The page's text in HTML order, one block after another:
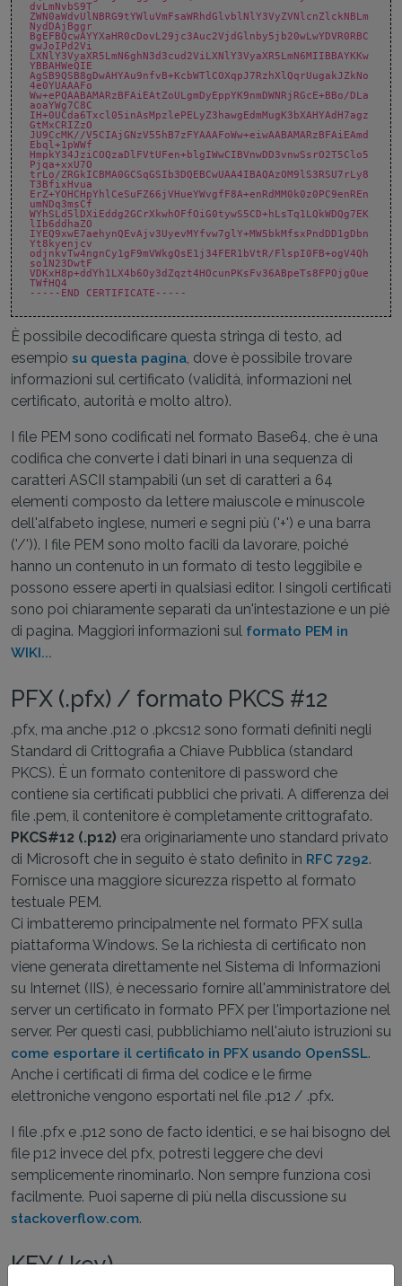
dvLmNvbS9T
ZWN0aWdvUlNBRG9tYWluVmFsaWRhdGlvblNlY3VyZVNlcnZlckNBLm
NydDAjBggr
BgEFBQcwAYYXaHR0cDovL29jc3Auc2VjdGlnby5jb20wLwYDVR0RBC
gwJoIPd2Vi
LXNlY3VyaXR5LmN6ghN3d3cud2ViLXNlY3VyaXR5LmN6MIIBBAYKKw
YBBAHWeQIE
AgSB9QSB8gDwAHYAu9nfvB+KcbWTlCOXqpJ7RzhXlQqrUugakJZkNo
4e0YUAAAFo
Ww+ePQAABAMARzBFAiEAtZoULgmDyEppYK9nmDWNRjRGcE+BBo/DLa
aoaYWg7C8C
IH+0UCda6Txcl05inAsMpzlePELyZ3hawgEdmMugK3bXAHYAdH7agz
GtMxCRIZzO
JU9CcMK//V5CIAjGNzV55hB7zFYAAAFoWw+eiwAABAMARzBFAiEAmd
Ebql+1pWWf
HmpkY34JziCOQzaDlFVtUFen+blgIWwCIBVnwDD3vnwSsrO2T5Clo5
Pjqa+xxU7O
trLo/ZRGkICBMA0GCSqGSIb3DQEBCwUAA4IBAQAzOM9lS3RSU7rLy8
T3BfixHvua
ErZ+YOHCHpYhlCeSuFZ66jVHueYWvgfF8A+enRdMM0k0z0PC9enREn
umNDq3msCf
WYhSLd5lDXiEddg2GCrXkwhOFfOiG0tywS5CD+hLsTq1LQkWDQg7EK
lIb6ddhaZO
IYEQ9xwE7aehynQEvAjv3UyevMYfvw7glY+MW5bkMfsxPndDD1gDbn
Yt8kyenjcv
odjnkvTw4ngnCy1gF9mVWkgQsE1j34FER1bVtR/FlspI0FB+ogV4Qh
so1N23DwtF
VDKxH8p+ddYh1LX4b6Oy3dZqzt4HOcunPKsFv36ABpeTs8FPOjgQue
TWfHQ4
-----END CERTIFICATE-----
È possibile decodificare questa stringa di testo, ad
esempio su questa pagina, dove è possibile trovare
informazioni sul certificato (validità, informazioni nel
certificato, autorità e molto altro).
I file PEM sono codificati nel formato Base64, che è una
codifica che converte i dati binari in una sequenza di
caratteri ASCII stampabili (un set di caratteri a 64
elementi composto da lettere maiuscole e minuscole
dell'alfabeto inglese, numeri e segni più ('+') e una barra
('/')). I file PEM sono molto facili da lavorare, poiché
hanno un contenuto in un formato di testo leggibile e
possono essere aperti in qualsiasi editor. I singoli certificati
sono poi chiaramente separati da un'intestazione e un piè
di pagina. Maggiori informazioni sul formato PEM in
WIKI...
PFX (.pfx) / formato PKCS #12
.pfx, ma anche .p12 o .pkcs12 sono formati definiti negli
Standard di Crittografia a Chiave Pubblica (standard
PKCS). È un formato contenitore di password che
contiene sia certificati pubblici che privati. A differenza dei
file .pem, il contenitore è completamente crittografato.
PKCS#12 (.p12) era originariamente uno standard privato
di Microsoft che in seguito è stato definito in RFC 7292.
Fornisce una maggiore sicurezza rispetto al formato
testuale PEM.
Ci imbatteremo principalmente nel formato PFX sulla
piattaforma Windows. Se la richiesta di certificato non
viene generata direttamente nel Sistema di Informazioni
su Internet (IIS), è necessario fornire all'amministratore del
server un certificato in formato PFX per l'importazione nel
server. Per questi casi, pubblichiamo nell'aiuto istruzioni su
come esportare il certificato in PFX usando OpenSSL.
Anche i certificati di firma del codice e le firme
elettroniche vengono esportati nel file .p12 / .pfx.
I file .pfx e .p12 sono de facto identici, e se hai bisogno del
file p12 invece del pfx, potresti leggere che devi
semplicemente rinominarlo. Non sempre funziona così
facilmente. Puoi saperne di più nella discussione su
stackoverflow.com.
KEY (.key)